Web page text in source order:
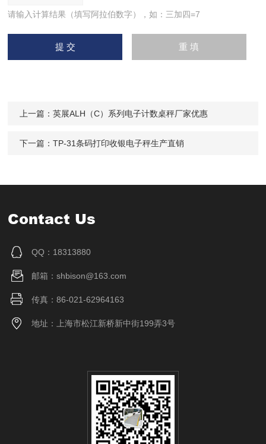
请输入计算结果（填写阿拉伯数字），如：三加四=7
上一篇：英展ALH（C）系列电子计数桌秤厂家优惠
下一篇：TP-31条码打印收银电子秤生产直销
Contact Us
QQ：18313880
邮箱：shbison@163.com
传真：86-021-62964163
地址：上海市松江新桥新中街199弄3号